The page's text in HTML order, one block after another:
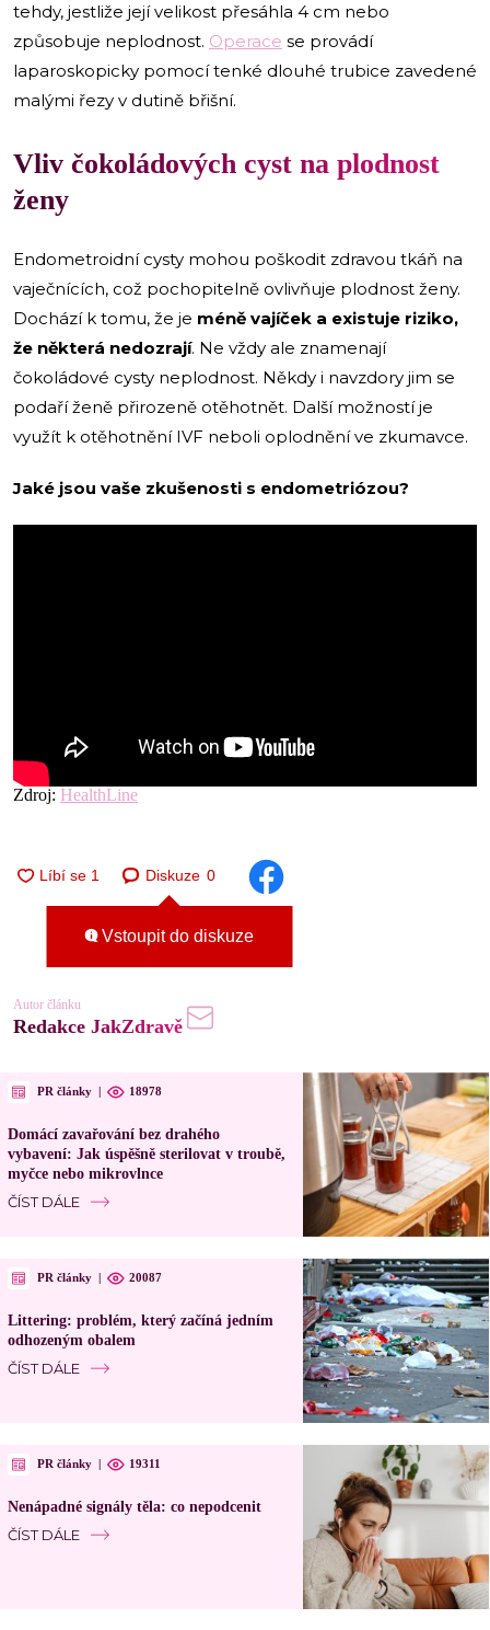
tehdy, jestliže její velikost přesáhla 4 cm nebo
způsobuje neplodnost. Operace se provádí
laparoskopicky pomocí tenké dlouhé trubice zavedené
malými řezy v dutině břišní.
Vliv čokoládových cyst na plodnost
ženy
Endometroidní cysty mohou poškodit zdravou tkáň na
vaječnících, což pochopitelně ovlivňuje plodnost ženy.
Dochází k tomu, že je méně vajíček a existuje riziko,
že některá nedozrají. Ne vždy ale znamenají
čokoládové cysty neplodnost. Někdy i navzdory jim se
podaří ženě přirozeně otěhotnět. Další možností je
využít k otěhotnění IVF neboli oplodnění ve zkumavce.
Jaké jsou vaše zkušenosti s endometriózou?
Zdroj: HealthLine
Diskuze 0
Vstoupit do diskuze
Autor článku
Redakce JakZdravě
PR články | 18978
Domácí zavařování bez drahého
vybavení: Jak úspěšně sterilovat v troubě,
myčce nebo mikrovlnce
ČÍST DÁLE
PR články | 20087
Littering: problém, který začíná jedním
odhozeným obalem
ČÍST DÁLE
PR články | 19311
Nenápadné signály těla: co nepodcenit
ČÍST DÁLE